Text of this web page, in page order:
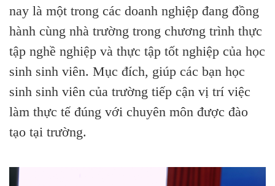
nay là một trong các doanh nghiệp đang đồng
hành cùng nhà trường trong chương trình thực
tập nghề nghiệp và thực tập tốt nghiệp của học
sinh sinh viên. Mục đích, giúp các bạn học
sinh sinh viên của trường tiếp cận vị trí việc
làm thực tế đúng với chuyên môn được đào
tạo tại trường.